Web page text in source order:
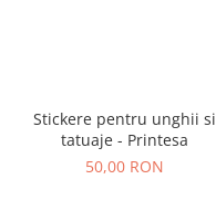
Stickere pentru unghii si
tatuaje - Printesa
50,00 RON